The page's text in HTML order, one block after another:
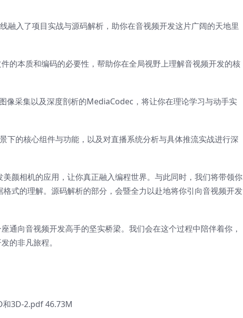
融入了项目实战与源码解析，助你在音视频开发这片广阔的天地里
的本质和编码的必要性，帮助你在全局视野上理解音视频开发的核
像采集以及深度剖析的MediaCodec，将让你在理论学习与动手实
下的核心组件与功能，以及对直播系统分析与具体推流实战进行深
颜相机的应用，让你真正融入编程世界。与此同时，我们将带领你
式的理解。源码解析的部分，会暨全力以赴地将你引向音视频开发
通向音视频开发高手的坚实桥梁。我们会在这个过程中陪伴着你，
的非凡旅程。
和3D-2.pdf 46.73M